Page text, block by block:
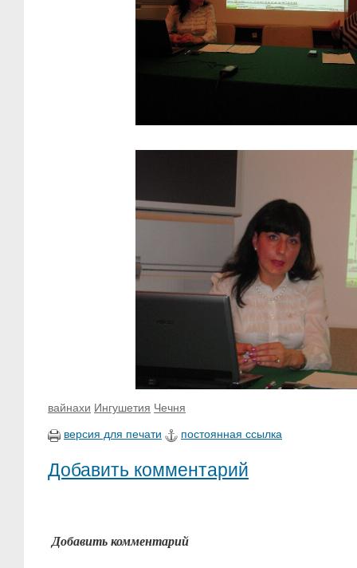
вайнахи Ингушетия Чечня
версия для печати постоянная ссылка
Добавить комментарий
Добавить комментарий